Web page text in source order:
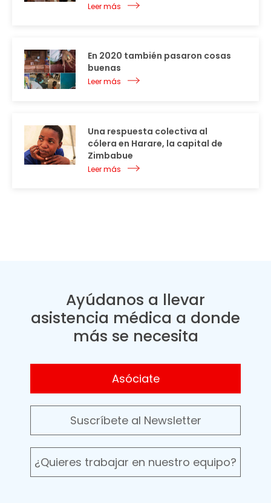
Leer más
En 2020 también pasaron cosas
buenas
Leer más
Una respuesta colectiva al
cólera en Harare, la capital de
Zimbabue
Leer más
Ayúdanos a llevar
asistencia médica a donde
más se necesita
Asóciate
Suscríbete al Newsletter
¿Quieres trabajar en nuestro equipo?